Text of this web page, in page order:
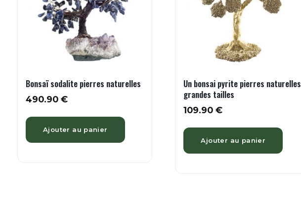
Bonsaï sodalite pierres naturelles
490.90 €
Ajouter au panier
Un bonsai pyrite pierres naturelles
grandes tailles
109.90€
Ajouter au panier